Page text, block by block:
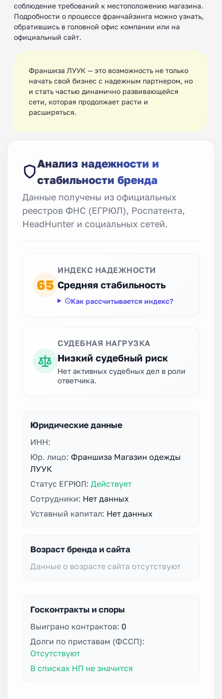
соблюдение требований к местоположению магазина.
Подробности о процессе франчайзинга можно узнать,
обратившись в головной офис компании или на
официальный сайт.
Франшиза ЛУУК — это возможность не только
начать свой бизнес с надежным партнером, но
и стать частью динамично развивающейся
сети, которая продолжает расти и
расширяться.
Анализ надежности и
стабильности бренда
Данные получены из официальных
реестров ФНС (ЕГРЮЛ), Роспатента,
HeadHunter и социальных сетей.
65
ИНДЕКС НАДЕЖНОСТИ
Средняя стабильность
Как рассчитывается индекс?
СУДЕБНАЯ НАГРУЗКА
Низкий судебный риск
Нет активных судебных дел в роли
ответчика.
Юридические данные
ИНН:
Юр. лицо: Франшиза Магазин одежды
ЛУУК
Статус ЕГРЮЛ: Действует
Сотрудники: Нет данных
Уставный капитал: Нет данных
Возраст бренда и сайта
Данные о возрасте сайта отсутствуют
Госконтракты и споры
Выиграно контрактов: 0
Долги по приставам (ФССП):
Отсутствуют
В списках НП не значится